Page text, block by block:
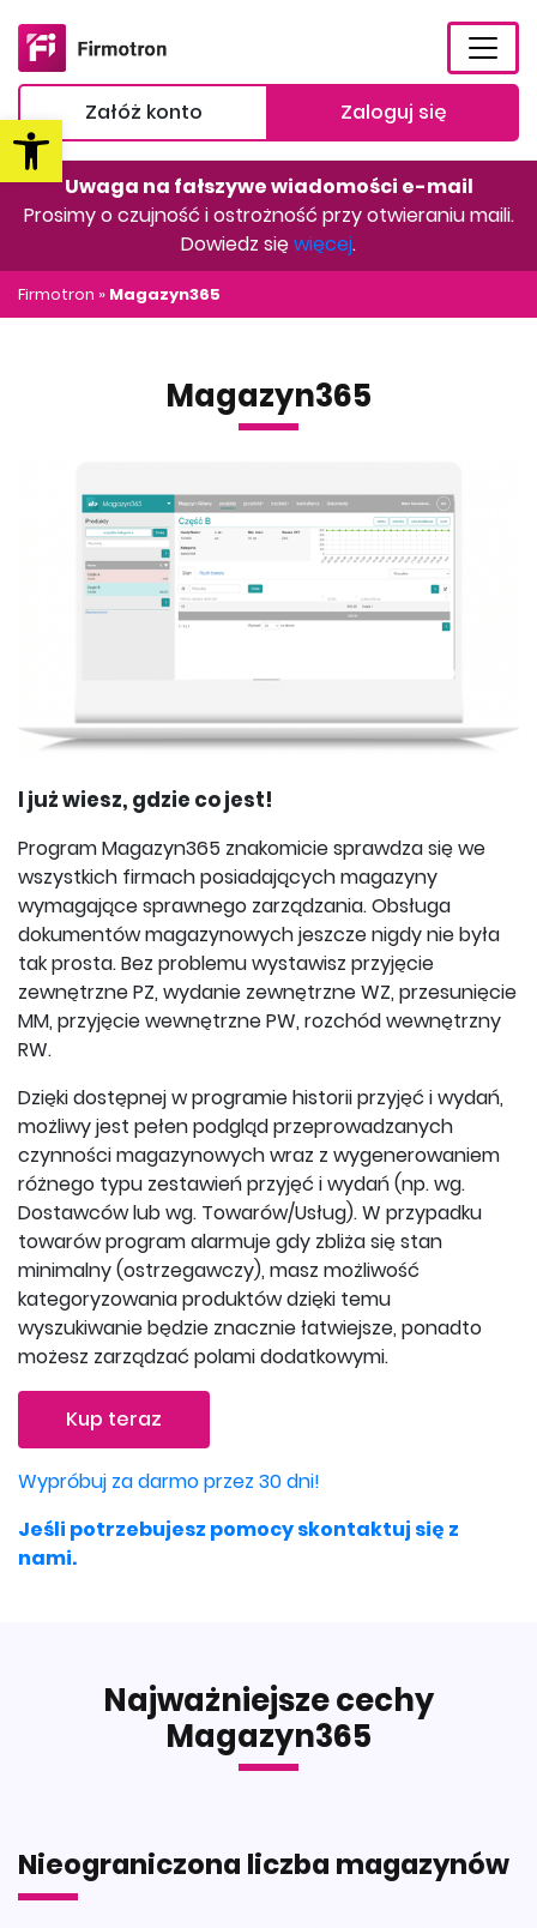
Otwórz pasek narzędzi
Załóż konto Zaloguj się
Uwaga na fałszywe wiadomości e-mail
Prosimy o czujność i ostrożność przy otwieraniu maili.
Dowiedz sięwięcej.
Firmotron » Magazyn365
Magazyn365
I już wiesz, gdzie co jest!
Program Magazyn365 znakomicie sprawdza się we
wszystkich firmach posiadających magazyny
wymagające sprawnego zarządzania. Obsługa
dokumentów magazynowych jeszcze nigdy nie była
tak prosta. Bez problemu wystawisz przyjęcie
zewnętrzne PZ, wydanie zewnętrzne WZ, przesunięcie
MM, przyjęcie wewnętrzne PW, rozchód wewnętrzny
RW.
Dzięki dostępnej w programie historii przyjęć i wydań,
możliwy jest pełen podgląd przeprowadzanych
czynności magazynowych wraz z wygenerowaniem
różnego typu zestawień przyjęć i wydań (np. wg.
Dostawców lub wg. Towarów/Usług). W przypadku
towarów program alarmuje gdy zbliża się stan
minimalny (ostrzegawczy), masz możliwość
kategoryzowania produktów dzięki temu
wyszukiwanie będzie znacznie łatwiejsze, ponadto
możesz zarządzać polami dodatkowymi.
Kup teraz
Wypróbuj za darmo przez 30 dni!
Jeśli potrzebujesz pomocy skontaktuj się z
nami.
Najważniejsze cechy
Magazyn365
Nieograniczona liczba magazynów